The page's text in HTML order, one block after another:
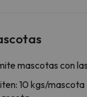
mascotas con
10 kgs/mascota